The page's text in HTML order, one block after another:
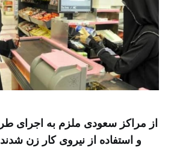
و استفاده از نیروی کار زن شدند